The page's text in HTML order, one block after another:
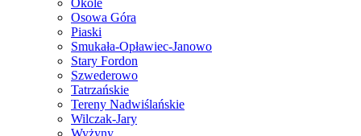
Osowa Góra
Piaski
Smukała-Opławiec-Janowo
Stary Fordon
Szwederowo
Tatrzańskie
Tereny Nadwiślańskie
Wilczak-Jary
Wyżyny